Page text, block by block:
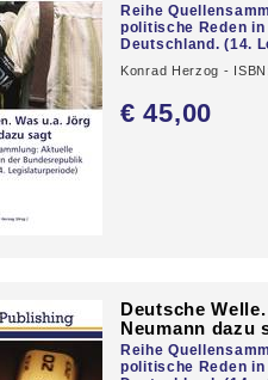
Reihe
politische Reden
Deutschland. (14.
Konrad Herzog -
€ 45,00
Deutsche
Neumann dazu
Reihe
politische Reden